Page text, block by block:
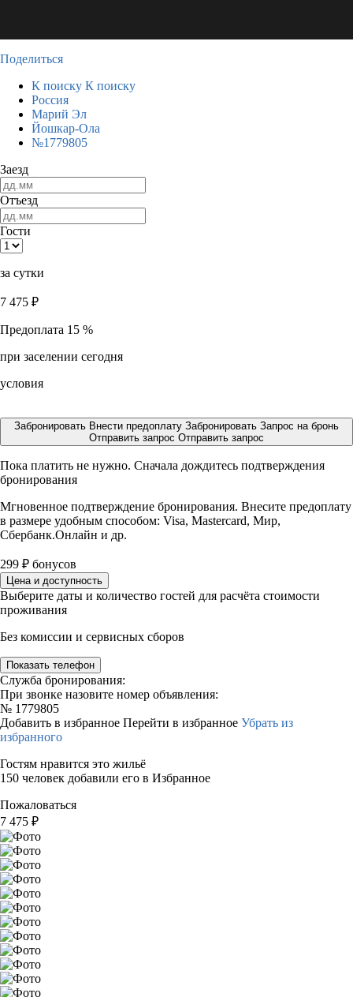
Поделиться
К поиску К поиску
Россия
Марий Эл
Йошкар-Ола
№1779805
Заезд
Отъезд
Гости
за сутки
7 475 ₽
Предоплата 15 %
при заселении сегодня
условия
Забронировать Внести предоплату Забронировать Запрос на бронь
Отправить запрос Отправить запрос
Пока платить не нужно. Сначала дождитесь подтверждения
бронирования
Мгновенное подтверждение бронирования. Внесите предоплату
в размере удобным способом: Visa, Mastercard, Мир,
Сбербанк.Онлайн и др.
299 ₽ бонусов
Цена и доступность
Выберите даты и количество гостей для расчёта стоимости
проживания
Без комиссии и сервисных сборов
Показать телефон
Служба бронирования:
При звонке назовите номер объявления:
№ 1779805
Добавить в избранное Перейти в избранное Убрать из
избранного
Гостям нравится это жильё
150 человек добавили его в Избранное
Пожаловаться
7 475 ₽